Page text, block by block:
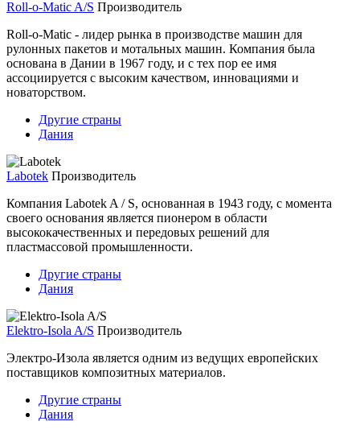
Roll-o-Matic A/S Производитель
Roll-o-Matic - лидер рынка в производстве машин для
рулонных пакетов и мотальных машин. Компания была
основана в Дании в 1967 году, и с тех пор ее имя
ассоциируется с высоким качеством, инновациями и
новаторством.
Другие страны
Дания
Labotek Производитель
Компания Labotek A / S, основанная в 1943 году, с момента
своего основания является пионером в области
высококачественных и передовых решений для
пластмассовой промышленности.
Другие страны
Дания
Elektro-Isola A/S Производитель
Электро-Изола является одним из ведущих европейских
поставщиков композитных материалов.
Другие страны
Дания